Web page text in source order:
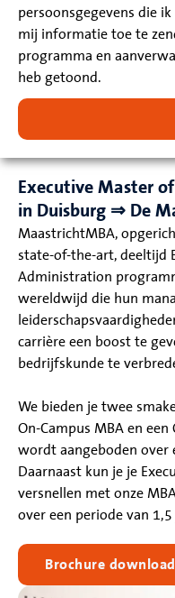
persoonsgegevens die
mij informatie toe te
programma en
heb getoond.
Executive Master
in Duisburg ⇒ De
MaastrichtMBA,
state-of-the-art, deeltijd
Administration
wereldwijd die hun
carrière een boost te
bedrijfskunde te
We bieden je twee
On-Campus MBA en
wordt aangeboden over
Daarnaast kun je je
versnellen met onze
over een periode van
Brochure